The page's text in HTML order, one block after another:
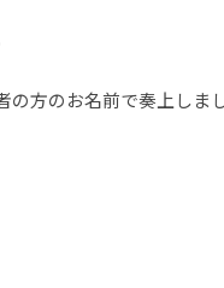
の方のお名前で奏上しま